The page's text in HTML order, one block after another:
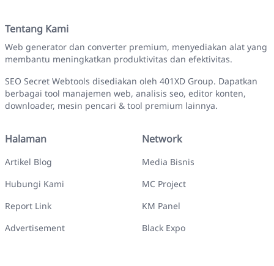
Tentang Kami
Web generator dan converter premium, menyediakan alat yang
membantu meningkatkan produktivitas dan efektivitas.
SEO Secret Webtools disediakan oleh 401XD Group. Dapatkan
berbagai tool manajemen web, analisis seo, editor konten,
downloader, mesin pencari & tool premium lainnya.
Halaman
Artikel Blog
Hubungi Kami
Report Link
Advertisement
Network
Media Bisnis
MC Project
KM Panel
Black Expo